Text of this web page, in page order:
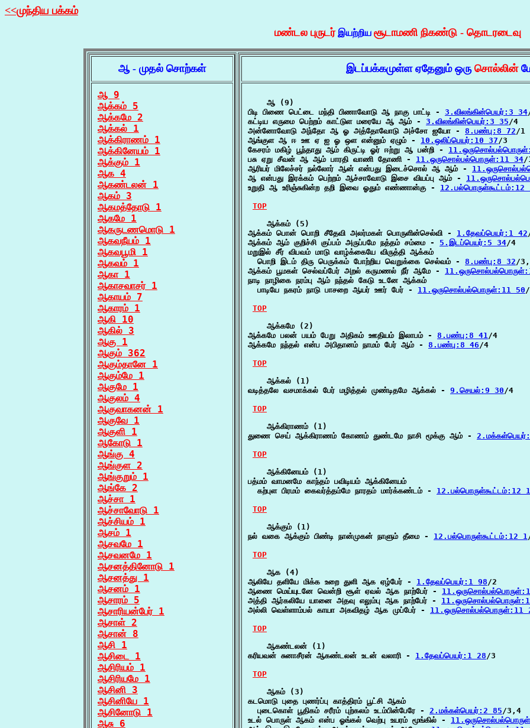
<<முந்திய பக்கம்
மண்டல புருடர் இயற்றிய சூடாமணி நிகண்டு - தொடரடைவு
ஆ - முதல் சொற்கள்
ஆ 9
ஆக்கம் 5
ஆக்கமே 2
ஆக்கல் 1
ஆக்கிராணம் 1
ஆக்கினேயம் 1
ஆக்கும் 1
ஆக 4
ஆகண்டலன் 1
ஆகம் 3
ஆகமத்தோடு 1
ஆகமே 1
ஆகருடணமொடு 1
ஆகவநீயம் 1
ஆகவபூமி 1
ஆகவம் 1
ஆகா 1
ஆகாசவாசர் 1
ஆகாயம் 7
ஆகாரம் 1
ஆகி 10
ஆகில் 3
ஆகு 1
ஆகும் 362
ஆகும்தானே 1
ஆகும்மே 1
ஆகுமே 1
ஆகுலம் 4
ஆகுவாகனன் 1
ஆகுவே 1
ஆகுளி 1
ஆகோடு 1
ஆங்கு 4
ஆங்குள 2
ஆங்குறும் 1
ஆங்கே 2
ஆச்சா 1
ஆச்சாவோடு 1
ஆச்சியம் 1
ஆசம் 1
ஆசவமே 1
ஆசவனமே 1
ஆசனத்தினோடு 1
ஆசனத்து 1
ஆசனம் 1
ஆசாரம் 5
ஆசாரியன்பேர் 1
ஆசாள் 2
ஆசான் 8
ஆசி 1
ஆசிடை 1
ஆசிரியம் 1
ஆசிரியமே 1
ஆசினி 3
ஆசினியே 1
ஆசினோடு 1
ஆசு 6
இடப்பக்கமுள்ள ஏதேனும் ஒரு சொல்லின்
    ஆ (9)
பிடி பிணை பெட்டை மந்தி பிணாவோடு ஆ நாகு பாட்டி - 3.விலங்கின்பெயர்:3 34
கட்டிய எருமை பெற்றம் காட்டுள மரையே ஆ ஆம் - 3.விலங்கின்பெயர்:3 35/4
அன்னோவோடு அந்தோ ஆ ஓ அத்தோவோடு அச்சோ ஐயோ - 8.பண்பு:8 72/1
ஆங்குள ஆ ஈ ஊ ஏ ஐ ஓ ஒள என்னும் ஏழும் - 10.ஒலிப்பெயர்:10 37/3
கேசரம் மகிழ் பூந்தாது ஆம் கிருட்டி ஓர் ஈற்று ஆ பன்றி -
பசு ஏறு சீவன் ஆ ஆம் பாரதி வாணி தோணி - 11.ஒருசொல்பல்பொருள்:11 34/
ஆரியர் மிலேச்சர் நல்லோர் ஆன் என்பது இடைச்சொல் ஆ ஆம் -
ஆ என்பது இரக்கம் பெற்றம் ஆச்சாவோடு இசை வியப்பு ஆம் -
உறுதி ஆ உரிஞ்சுகின்ற தறி இவை ஓதும் எண்ணான்கு - 12.பல்பொருள்கூட்டம்:12
TOP
    ஆக்கம் (5)
ஆக்கம் பொன் பொறி சீதேவி அலர்மகள் பொருளின்செல்வி - 1.தேவப்பெயர்:1 42
ஆக்கம் ஆம் குறிச்சி குப்பம் அருப்பமே நத்தம் சம்மை - 5.இடப்பெயர்:5 34/4
மறுஇல் சீர் விபவம் மாடு வாழ்க்கையே விருத்தி ஆக்கம்
  பொறி இடம் திரு பெருக்கம் போற்றிய வெறுக்கை செல்வம் -
8.பண்பு:8 32/
ஆக்கம் பூமகள் செல்வப்பேர் அறல் கருமணல் நீர் ஆமே -
நாடி நாழிகை நரம்பு ஆம் நந்தல் கேடு உடனே ஆக்கம்
  பாடியே நகரம் நாடு பாசறை ஆயர் ஊர் பேர் -
11.ஒருசொல்பல்பொருள்:11 50
TOP
    ஆக்கமே (2)
ஆக்கமே பலன் பயம் பேறு அதிகம் ஊதியம் இலாபம் - 8.பண்பு:8 41/4
ஆக்கமே நந்தல் என்ப அபிதானம் நாமம் பேர் ஆம் - 8.பண்பு:8 46/4
TOP
    ஆக்கல் (1)
வடித்தலே வசமாக்கல் பேர் மழித்தல் முண்டிதமே ஆக்கல் - 9.செயல்:9 30/4
TOP
    ஆக்கிராணம் (1)
துணை செய் ஆக்கிராணம் கோணம் துண்டமே நாசி மூக்கு ஆம் -
TOP
    ஆக்கினேயம் (1)
பத்மம் வாமனமே காந்தம் பவிடியம் ஆக்கினேயம்
  கற்புள பிரமம் கைவர்த்தம்மே நாரதம் மார்க்கண்டம் -
12.பல்பொருள்கூட்டம்:12
TOP
    ஆக்கும் (1)
நல் வகை ஆக்கும் பிண்டி நான்முகன் நாளும் தீமை - 12.பல்பொருள்கூட்டம்:12 1
TOP
    ஆக (4)
ஆலியே தளியே மிக்க உறை துளி ஆக ஏழ்பேர் - 1.தேவப்பெயர்:1 98/2
ஆணை மெய்யுடனே வென்றி சூள் ஏவல் ஆக நாற்பேர் -
அத்தி ஆர்கலியே யானை அதவு எலும்பு ஆக நாற்பேர் -
அல்லி வெள்ளாம்பல் காயா அகவிதழ் ஆக முப்பேர் - 11.ஒருசொல்பல்பொருள்:11
TOP
    ஆகண்டலன் (1)
கரியவன் சுனாசீரன் ஆகண்டலன் உடன் வலாரி - 1.தேவப்பெயர்:1 28/3
TOP
    ஆகம் (3)
கடமொடு புதை புணர்ப்பு காத்திரம் பூட்சி ஆகம்
  புடைகொள் பூதிகம் சரீரம் புற்கலம் உடம்பின்பேரே -
2.மக்கள்பெயர்:2 85/3,4
உடல் பொருள் ஆகம் என்ப ஓங்கல் வெற்பு உயரம் மூங்கில் -